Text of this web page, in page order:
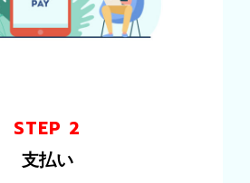
STEP 2
支払い